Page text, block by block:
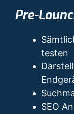
Pre-
testen
SEO